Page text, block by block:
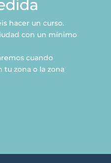
hacer un curso.
con un mínimo
cuando
zona o la zona